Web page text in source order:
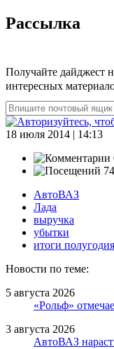
Рассылка
Получайте дайджест
интересных
18 июля 2014 | 14:13
АвтоВАЗ
Лада
выручка
убытки
итоги полугодия
Новости по теме:
5 августа 2026
«Рольф»
3 августа 2026
АвтоВАЗ